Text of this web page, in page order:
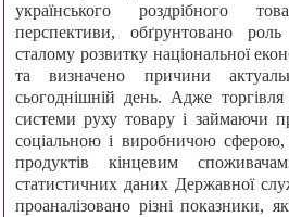
українського роздрібного
перспективи, обґрунтовано роль
сталому розвитку національної
та визначено причини
сьогоднішній день. Адже
системи руху товару і займаючи
соціальною і виробничою сферою,
продуктів кінцевим
статистичних даних Державної
проаналізовано різні показники,